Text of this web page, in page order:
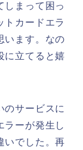
しまって困っ
トカードエラ
います。なの
に立てると嬉
のサービスに
ラーが発生し
いでした。再